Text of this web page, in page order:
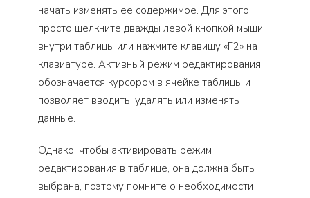
начать изменять ее содержимое. Для этого
просто щелкните дважды левой кнопкой мыши
внутри таблицы или нажмите клавишу «F2» на
клавиатуре. Активный режим редактирования
обозначается курсором в ячейке таблицы и
позволяет вводить, удалять или изменять
данные.
Однако, чтобы активировать режим
редактирования в таблице, она должна быть
выбрана, поэтому помните о необходимости